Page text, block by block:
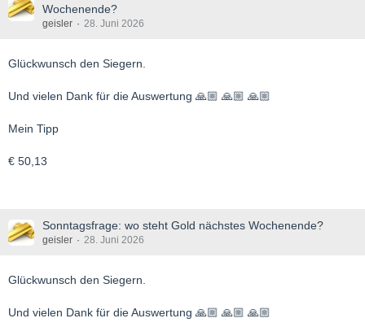
Wochenende?
geisler 28. Juni 2026
Glückwunsch den Siegern.
Und vielen Dank für die Auswertung 🙏🏼 🙏🏼 🙏🏼
Mein Tipp
€ 50,13
Sonntagsfrage: wo steht Gold nächstes Wochenende?
geisler 28. Juni 2026
Glückwunsch den Siegern.
Und vielen Dank für die Auswertung 🙏🏼 🙏🏼 🙏🏼